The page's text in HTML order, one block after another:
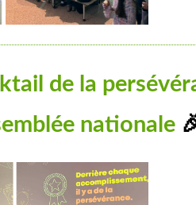
de la
nationale